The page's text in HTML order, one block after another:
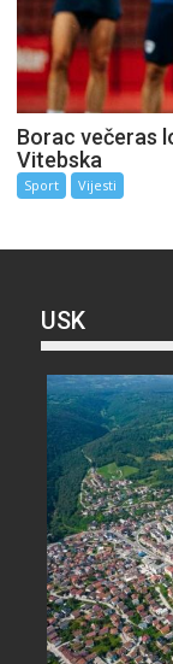
Borac večeras
Vitebska
Sport Vijesti
USK